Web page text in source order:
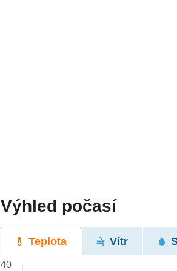
Výhled počasí
Teplota Vítr
40